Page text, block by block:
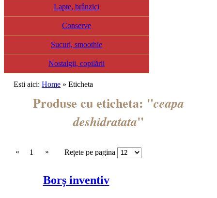
Lapte, brânzici
Conserve
Sucuri, smoothie
Nostalgii, copilării
Esti aici: Home » Eticheta
Produse cu eticheta: "ceapa
deshidratata"
« 1 » Rețete pe pagina
Borș inventiv